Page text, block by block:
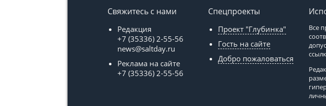
Свяжитесь с нами
Редакция
+7 (35336) 2-55-56
news@saltday.ru
Реклама на сайте
+7 (35336) 2-55-56
Спецпроекты
Проект "Глубинка"
Гость на сайте
Добро пожаловаться
Все